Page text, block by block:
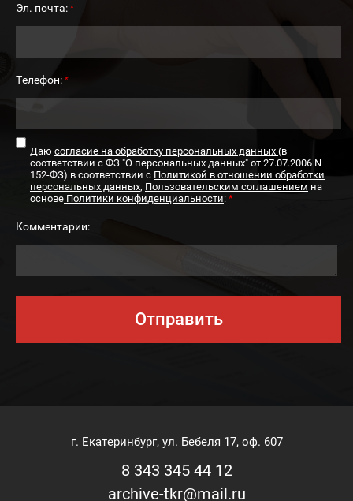
Эл. почта: *
Телефон: *
Даю согласие на обработку персональных данных (в
соответствии с ФЗ "О персональных данных" от 27.07.2006 N
152-ФЗ) в соответствии с Политикой в отношении обработки
персональных данных, Пользовательским соглашением на
основе Политики конфиденциальности: *
Комментарии:
Отправить
г. Екатеринбург, ул. Бебеля 17, оф. 607
8 343 345 44 12
archive-tkr@mail.ru